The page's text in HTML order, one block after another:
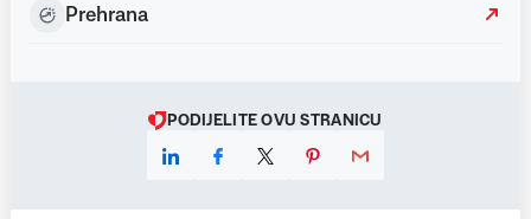
Prehrana
PODIJELITE OVU STRANICU